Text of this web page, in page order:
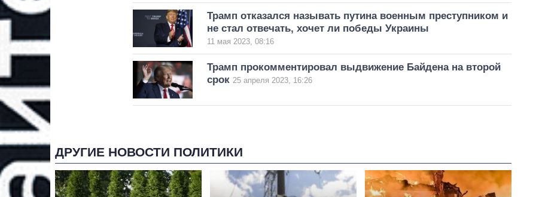
Трамп отказался называть путина военным преступником и
не стал отвечать, хочет ли победы Украины
11 мая 2023, 08:16
Трамп прокомментировал выдвижение Байдена на второй
срок 25 апреля 2023, 16:26
ДРУГИЕ НОВОСТИ ПОЛИТИКИ